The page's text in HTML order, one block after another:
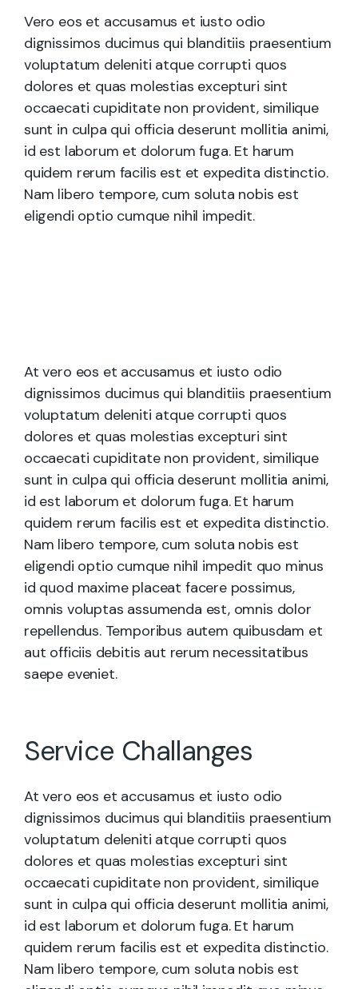
Vero eos et accusamus et iusto odio
dignissimos ducimus qui blanditiis praesentium
voluptatum deleniti atque corrupti quos
dolores et quas molestias excepturi sint
occaecati cupiditate non provident, similique
sunt in culpa qui officia deserunt mollitia animi,
id est laborum et dolorum fuga. Et harum
quidem rerum facilis est et expedita distinctio.
Nam libero tempore, cum soluta nobis est
eligendi optio cumque nihil impedit.
At vero eos et accusamus et iusto odio
dignissimos ducimus qui blanditiis praesentium
voluptatum deleniti atque corrupti quos
dolores et quas molestias excepturi sint
occaecati cupiditate non provident, similique
sunt in culpa qui officia deserunt mollitia animi,
id est laborum et dolorum fuga. Et harum
quidem rerum facilis est et expedita distinctio.
Nam libero tempore, cum soluta nobis est
eligendi optio cumque nihil impedit quo minus
id quod maxime placeat facere possimus,
omnis voluptas assumenda est, omnis dolor
repellendus. Temporibus autem quibusdam et
aut officiis debitis aut rerum necessitatibus
saepe eveniet.
Service Challanges
At vero eos et accusamus et iusto odio
dignissimos ducimus qui blanditiis praesentium
voluptatum deleniti atque corrupti quos
dolores et quas molestias excepturi sint
occaecati cupiditate non provident, similique
sunt in culpa qui officia deserunt mollitia animi,
id est laborum et dolorum fuga. Et harum
quidem rerum facilis est et expedita distinctio.
Nam libero tempore, cum soluta nobis est